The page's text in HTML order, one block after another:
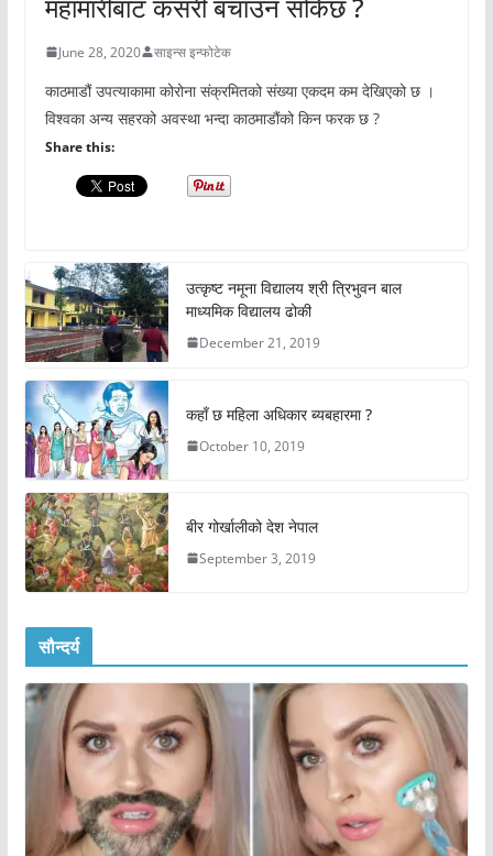
June 28, 2020 साइन्स इन्फोटेक
काठमाडौं उपत्याकामा कोरोना संक्रमितको संख्या एकदम कम देखिएको छ ।
विश्वका अन्य सहरको अवस्था भन्दा काठमाडौंको किन फरक छ ?
Share this:
उत्कृष्ट नमूना विद्यालय श्री त्रिभुवन बाल
माध्यमिक विद्यालय ढोकी
December 21, 2019
कहाँ छ महिला अधिकार ब्यबहारमा ?
October 10, 2019
बीर गोर्खालीको देश नेपाल
September 3, 2019
सौन्दर्य